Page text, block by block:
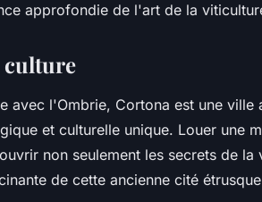
approfondie de l'art de la
culture
avec l'Ombrie, Cortona est une ville
et culturelle unique. Louer une
non seulement les secrets de la
de cette ancienne cité